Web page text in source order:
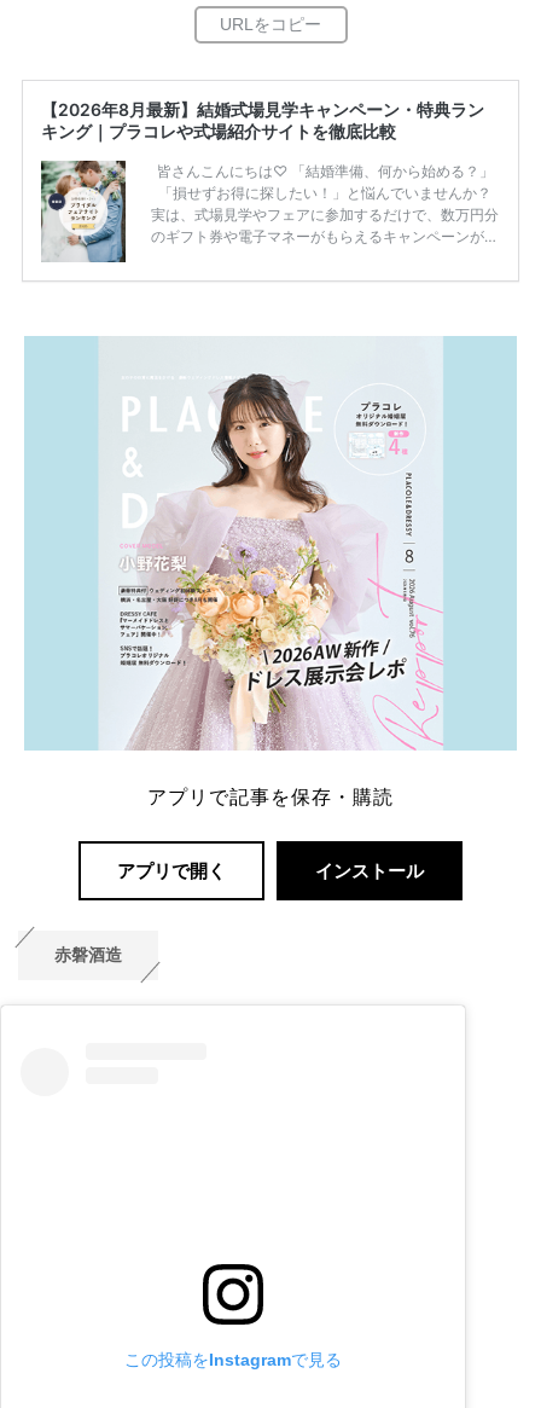
【2026年8月最新】結婚式場見学キャンペーン・特典ラン
キング｜プラコレや式場紹介サイトを徹底比較
皆さんこんにちは♡ 「結婚準備、何から始める？」
「損せずお得に探したい！」と悩んでいませんか？
実は、式場見学やフェアに参加するだけで、数万円分
のギフト券や電子マネーがもらえるキャンペーンがあ
ため、比較せずに選ぶと損をしてしまうことも……。
一番お得？」「プラコレの特典は？」といった疑問も
解決します。 まずは診断で候補を絞れる「ウェディ
ング診断」か、体験型 […]続きを読む
アプリで記事を保存・購読
アプリで開く インストール
赤磐酒造
この投稿をInstagramで見る